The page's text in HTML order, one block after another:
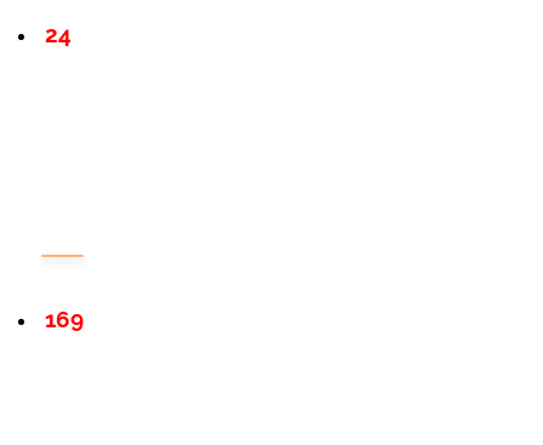
24
169